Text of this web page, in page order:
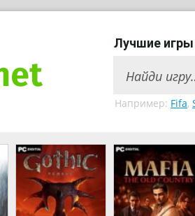
Лучшие
Например: Fifa,